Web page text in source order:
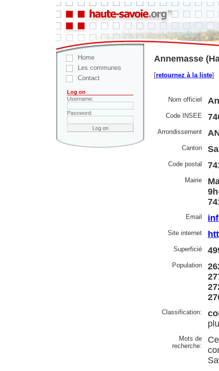
Home
Les communes
Contact
Log on
Username:
Password:
Annemasse
[retournez à la liste]
Nom officiel
Code INSEE
Arrondissement
Canton
Code postal
Mairie
Email
Site internet
Superficié
Population
Classification:
Mots de
recherche: